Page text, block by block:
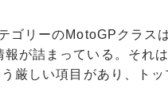
ゴリーのMotoGPクラス
報が詰まっている。それ
う厳しい項目があり、ト